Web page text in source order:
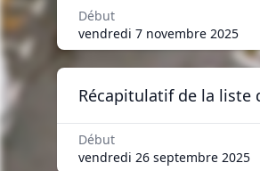
Début
vendredi 7 novembre 2025
Récapitulatif de la liste
Début
vendredi 26 septembre 2025